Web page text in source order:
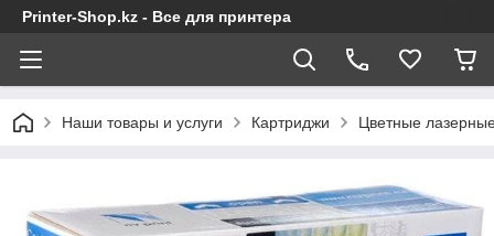
Printer-Shop.kz - Все для принтера
Наши товары и услуги Картриджи Цветные